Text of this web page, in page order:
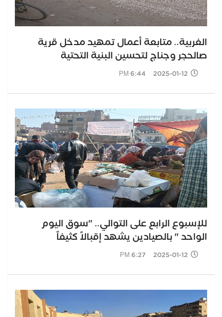
الغربية.. متابعة أعمال تمهيد مدخل قرية
صالحجر وجناج لتحسين البنية التحتية
2025-01-12 6:44 PM
للإسبوع الرابع على التوالي.. "سوق اليوم
الواحد " بالصيادين يشهد إقبالاً كثيفاً
2025-01-12 6:27 PM